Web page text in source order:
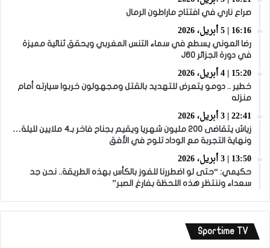
صراع ناري في افتتاح ماراطون الرمال
16:16 | 5 أبريل، 2026
رضا العوني يسطع في سماء التنس المغربي ويحقق ثنائية مميزة
في دورة الجزائر J60
15:20 | 4 أبريل، 2026
خطير .. دومو يتعرض للتهديد بالقتل ومجهولون خربوا سيارته أمام
منزله
22:41 | 3 أبريل، 2026
زياش يتقاضى 200 مليون شهريا ويقيم بجناح فاخر بـ4 ملايين لليلة…
ونهاية التجربة مع الوداد تلوح في الأفق
13:50 | 3 أبريل، 2026
حكيمي: “حتى لو اضطررنا للفوز بالكأس بهذه الطريقة.. نحن جد
سعداء وننتظر هذه اللحظة بفارغ الصبر”
Sportime TV